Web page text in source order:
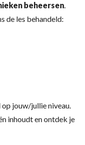
beheersen.
de les behandeld:
jouw/jullie niveau.
inhoudt en ontdek je